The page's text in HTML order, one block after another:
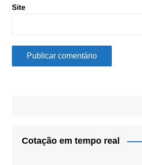
Site
Cotação em tempo real